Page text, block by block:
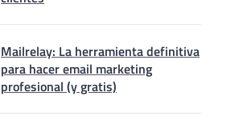
Mailrelay: La herramienta definitiva
para hacer email marketing
profesional (y gratis)